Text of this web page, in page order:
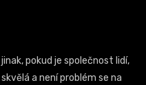
pokud je společnost lidí,
a není problém se na